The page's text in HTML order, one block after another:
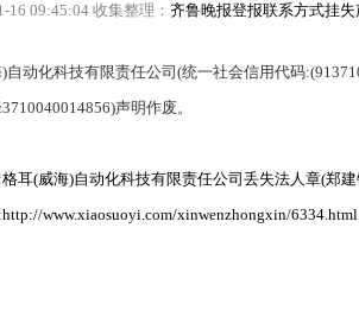
16 09:45:04 收集整理： 齐鲁晚报登报联系方式挂
自动化科技有限责任公司(统一社会信用代码
声明作废。
格耳(威海)自动化科技有限责任公司丢失法人章(郑建
http://www.xiaosuoyi.com/xinwenzhongxin/6334.html